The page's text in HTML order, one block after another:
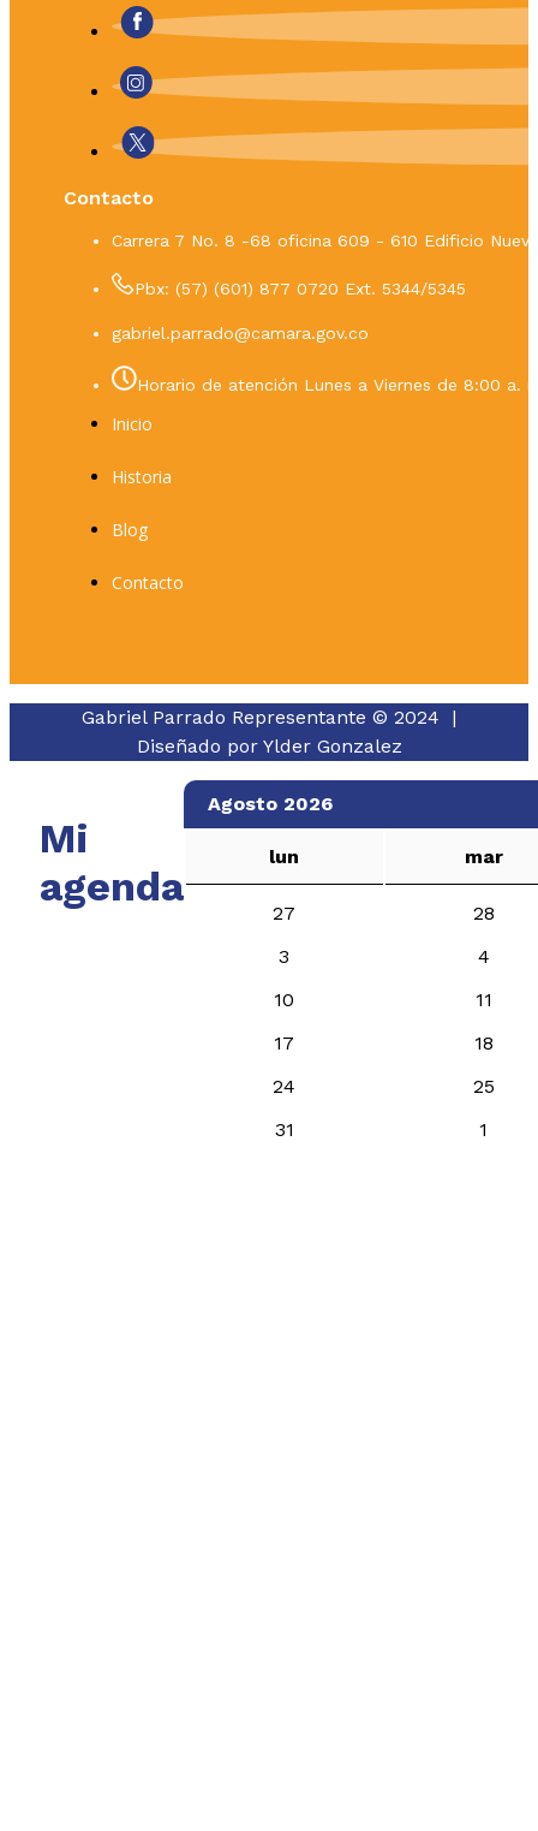
Contacto
Carrera 7 No. 8 -68 oficina 609 - 610 Edificio
Pbx: (57) (601) 877 0720 Ext. 5344/5345
gabriel.parrado@camara.gov.co
Horario de atención Lunes a Viernes de 8:00 a.
Inicio
Historia
Blog
Contacto
Gabriel Parrado Representante © 2024 |
Diseñado por Ylder Gonzalez
Mi
agenda
Agosto 2026
lun mar
27
28
3
4
10
11
17
18
24
25
31
1